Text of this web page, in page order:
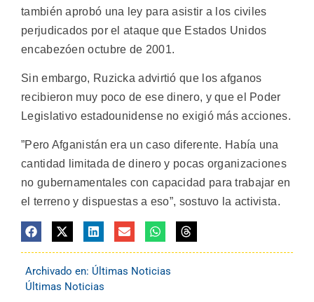
también aprobó una ley para asistir a los civiles
perjudicados por el ataque que Estados Unidos
encabezóen octubre de 2001.
Sin embargo, Ruzicka advirtió que los afganos
recibieron muy poco de ese dinero, y que el Poder
Legislativo estadounidense no exigió más acciones.
”Pero Afganistán era un caso diferente. Había una
cantidad limitada de dinero y pocas organizaciones
no gubernamentales con capacidad para trabajar en
el terreno y dispuestas a eso”, sostuvo la activista.
Archivado en: Últimas Noticias
Últimas Noticias